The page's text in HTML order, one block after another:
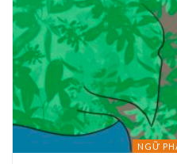
NGỮ